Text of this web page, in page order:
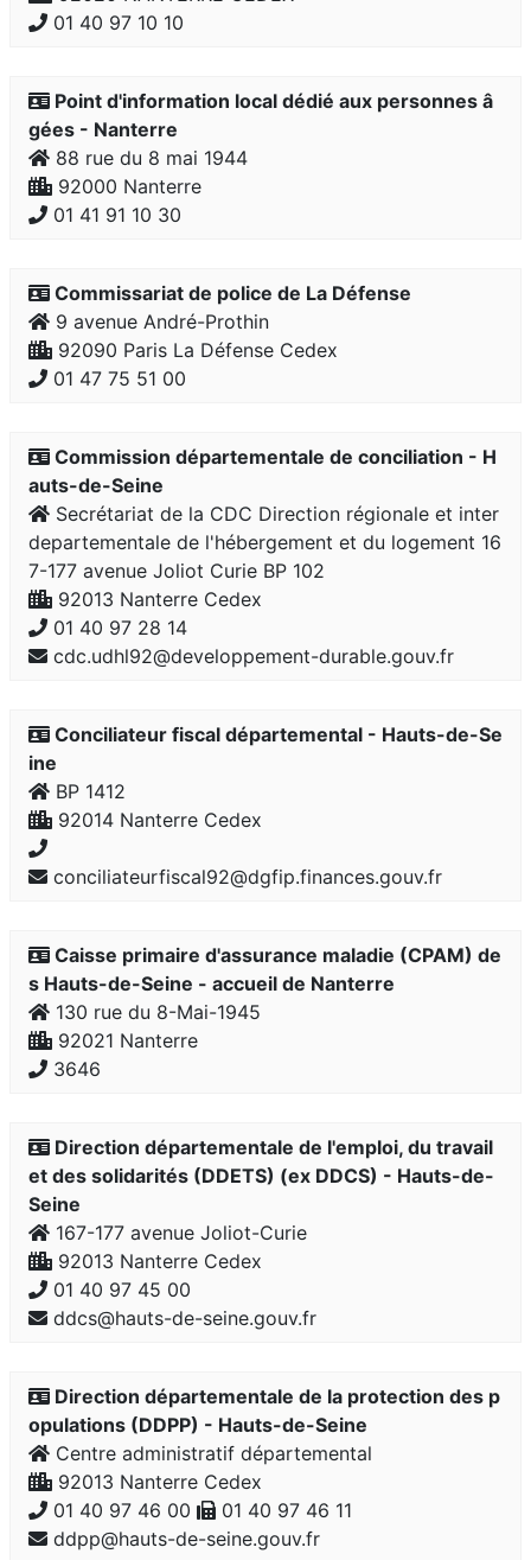
01 40 97 10 10
Point d'information local dédié aux personnes â
gées - Nanterre
88 rue du 8 mai 1944
92000 Nanterre
01 41 91 10 30
Commissariat de police de La Défense
9 avenue André-Prothin
92090 Paris La Défense Cedex
01 47 75 51 00
Commission départementale de conciliation - H
auts-de-Seine
Secrétariat de la CDC Direction régionale et inter
departementale de l'hébergement et du logement 16
7-177 avenue Joliot Curie BP 102
92013 Nanterre Cedex
01 40 97 28 14
cdc.udhl92@developpement-durable.gouv.fr
Conciliateur fiscal départemental - Hauts-de-Se
ine
BP 1412
92014 Nanterre Cedex
conciliateurfiscal92@dgfip.finances.gouv.fr
Caisse primaire d'assurance maladie (CPAM) de
s Hauts-de-Seine - accueil de Nanterre
130 rue du 8-Mai-1945
92021 Nanterre
3646
Direction départementale de l'emploi, du travail
et des solidarités (DDETS) (ex DDCS) - Hauts-de-
Seine
167-177 avenue Joliot-Curie
92013 Nanterre Cedex
01 40 97 45 00
ddcs@hauts-de-seine.gouv.fr
Direction départementale de la protection des p
opulations (DDPP) - Hauts-de-Seine
Centre administratif départemental
92013 Nanterre Cedex
01 40 97 46 00
01 40 97 46 11
ddpp@hauts-de-seine.gouv.fr